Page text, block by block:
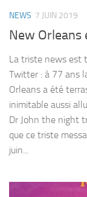
NEWS 7 JUIN 2019
New Orleans
La triste news est
Twitter : à 77 ans
Orleans a été
inimitable aussi
Dr John the night
que ce triste
juin...